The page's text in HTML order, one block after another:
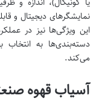
نمایشگرهای دیجیتال و
این ویژگی‌ها نیز در
دسته‌بندی‌ها به
می‌کند.
آسیاب قهوه